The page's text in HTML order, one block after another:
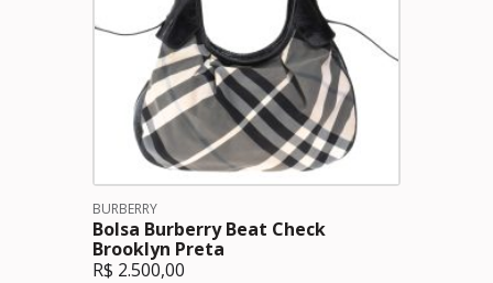
BURBERRY
Bolsa Burberry Beat Check
Brooklyn Preta
R$ 2.500,00